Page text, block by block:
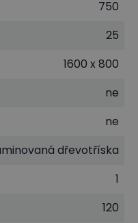
na podélném
dojmem.
je 16 mm. Vytváří
2 mm tlustou
750
25
1600 x 800
ne
ne
dřevotříska
1
120